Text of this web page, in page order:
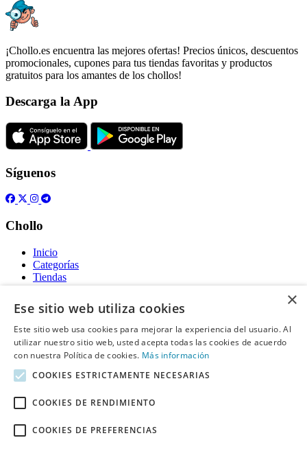
¡Chollo.es encuentra las mejores ofertas! Precios únicos, descuentos
promocionales, cupones para tus tiendas favoritas y productos
gratuitos para los amantes de los chollos!
Descarga la App
Síguenos
Chollo
Inicio
Categorías
Tiendas
Gratis
Acerca de
Sobre nosotros
Contacto
Información legal
Declaración de cookies
×
Ese sitio web utiliza cookies
Este sitio web usa cookies para mejorar la experiencia del usuario. Al
utilizar nuestro sitio web, usted acepta todas las cookies de acuerdo
con nuestra Política de cookies. Más información
COOKIES ESTRICTAMENTE NECESARIAS
COOKIES DE RENDIMIENTO
COOKIES DE PREFERENCIAS